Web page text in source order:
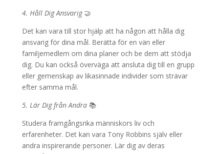
4. Håll Dig Ansvarig🤝
Det kan vara till stor hjälp att ha någon att hålla dig
ansvarig för dina mål. Berätta för en vän eller
familjemedlem om dina planer och be dem att stödja
dig. Du kan också överväga att ansluta dig till en grupp
eller gemenskap av likasinnade individer som strävar
efter samma mål.
5. Lär Dig från Andra📚
Studera framgångsrika människors liv och
erfarenheter. Det kan vara Tony Robbins själv eller
andra inspirerande personer. Lär dig av deras